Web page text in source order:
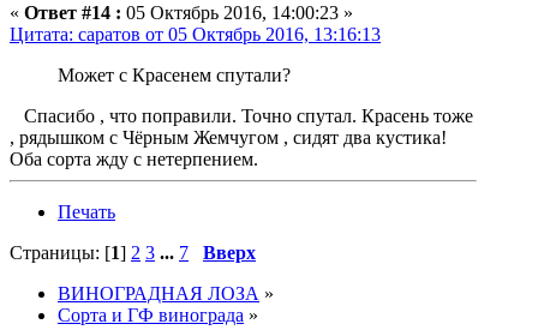
« Ответ #14 : 05 Октябрь 2016, 14:00:23 »
Цитата: саратов от 05 Октябрь 2016, 13:16:13
Может с Красенем спутали?
Спасибо , что поправили. Точно спутал. Красень тоже
, рядышком с Чёрным Жемчугом , сидят два кустика!
Оба сорта жду с нетерпением.
Печать
Страницы: [1] 2 3 ... 7
Вверх
ВИНОГРАДНАЯ ЛОЗА »
Сорта и ГФ винограда »